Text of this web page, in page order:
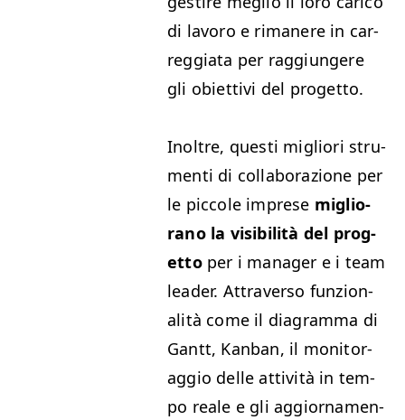
di lavoro e rimanere in car­
reg­gia­ta per rag­giun­gere
gli obi­et­tivi del progetto.
Inoltre, questi migliori stru­
men­ti di col­lab­o­razione per
le pic­cole imp­rese miglio­
ra­no la vis­i­bil­ità del prog­
et­toper i man­ag­er e i team
leader. Attra­ver­so fun­zion­
al­ità come il dia­gram­ma di
Gantt, Kan­ban, il mon­i­tor­
ag­gio delle attiv­ità in tem­
po reale e gli aggior­na­men­